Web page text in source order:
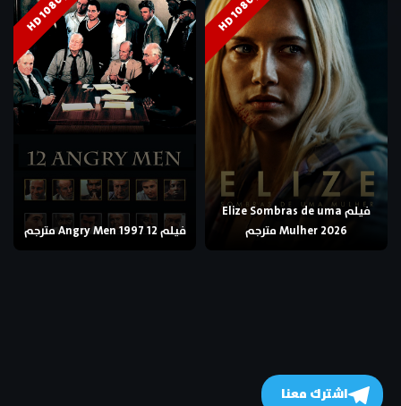
HD 1080p
فيلم Elize Sombras de uma
Mulher 2026 مترجم
HD 1080p
فيلم 12 Angry Men 1997 مترجم
اشترك معنا